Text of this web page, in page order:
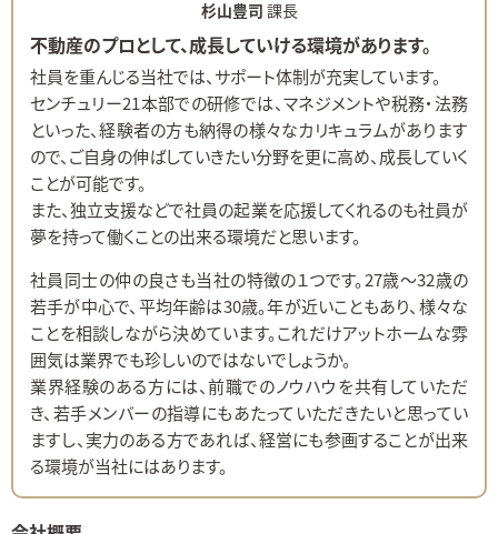
杉山豊司 課長
不動産のプロとして、成長していける環境があります。
社員を重んじる当社では、サポート体制が充実しています。
センチュリー21本部での研修では、マネジメントや税務・法務
といった、経験者の方も納得の様々なカリキュラムがあります
ので、ご自身の伸ばしていきたい分野を更に高め、成長していく
ことが可能です。
また、独立支援などで社員の起業を応援してくれるのも社員が
夢を持って働くことの出来る環境だと思います。
社員同士の仲の良さも当社の特徴の１つです。27歳～32歳の
若手が中心で、平均年齢は30歳。年が近いこともあり、様々な
ことを相談しながら決めています。これだけアットホームな雰
囲気は業界でも珍しいのではないでしょうか。
業界経験のある方には、前職でのノウハウを共有していただ
き、若手メンバーの指導にもあたっていただきたいと思ってい
ますし、実力のある方であれば、経営にも参画することが出来
る環境が当社にはあります。